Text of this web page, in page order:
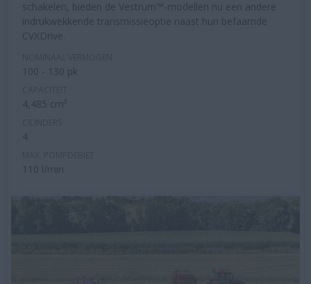
schakelen, bieden de Vestrum™-modellen nu een andere
indrukwekkende transmissieoptie naast hun befaamde
CVXDrive.
100 - 130 pk
4,485 cm³
4
110 l/min